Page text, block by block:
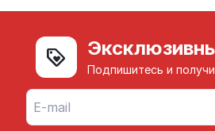
Подпишитесь и